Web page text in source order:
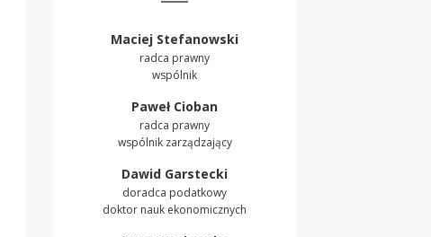
Maciej Stefanowski
radca prawny
wspólnik
Paweł Cioban
radca prawny
wspólnik zarządzający
Dawid Garstecki
doradca podatkowy
doktor nauk ekonomicznych